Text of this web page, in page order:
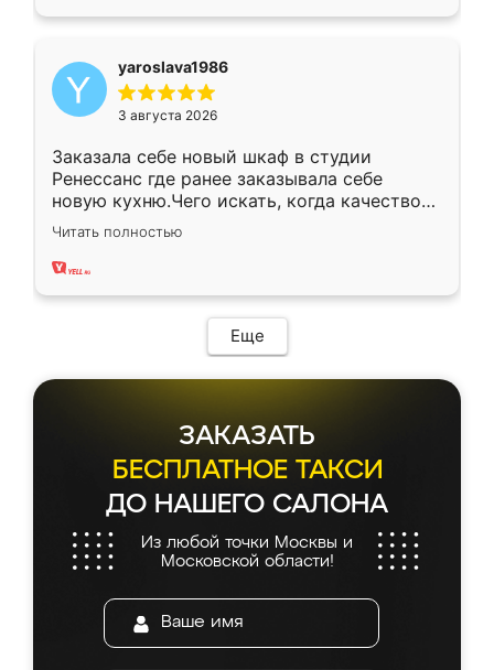
yaroslava1986
3 августа 2026
Заказала себе новый шкаф в студии
Ренессанс где ранее заказывала себе
новую кухню.Чего искать, когда качеством
вполне довольна. Служит кухня уже почти
два года, нареканий нет.
Читать полностью
Еще
ЗАКАЗАТЬ
БЕСПЛАТНОЕ ТАКСИ
ДО НАШЕГО САЛОНА
Из любой точки Москвы и
Московской области!